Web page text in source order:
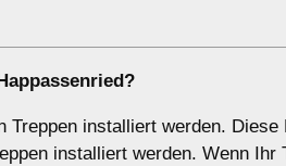
installiert werden. Diese
installiert werden. Wenn Ihr